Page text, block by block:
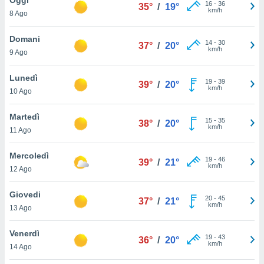
è
al sito
di
ci
di
il
un
la
nella
8 Ago
35° / 19° 16- 36
km/h
Domani
9 Ago
37° / 20° 14- 30
km/h
Lunedì
10 Ago
39° / 20° 19- 39
km/h
Martedì
11 Ago
38° / 20° 15- 35
km/h
Mercoledì
12 Ago
39° / 21° 19- 46
km/h
Giovedi
13 Ago
37° / 21° 20- 45
km/h
Venerdì
14 Ago
36° / 20° 19- 43
km/h